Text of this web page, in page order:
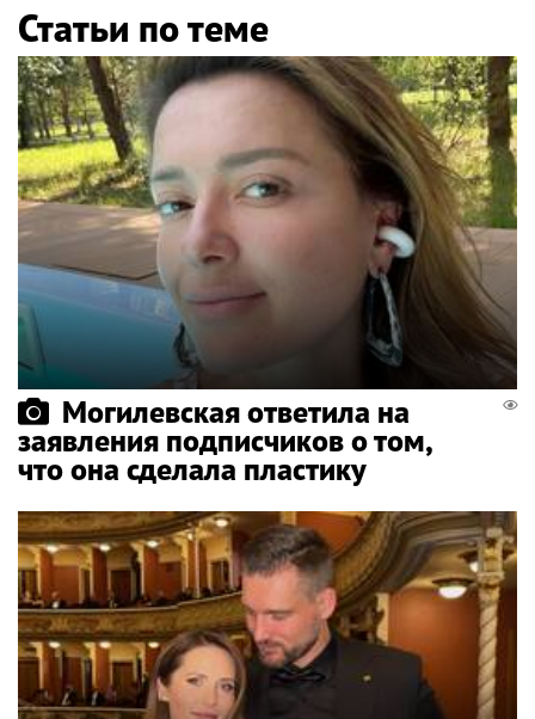
Статьи по теме
Могилевская ответила на
заявления подписчиков о том,
что она сделала пластику